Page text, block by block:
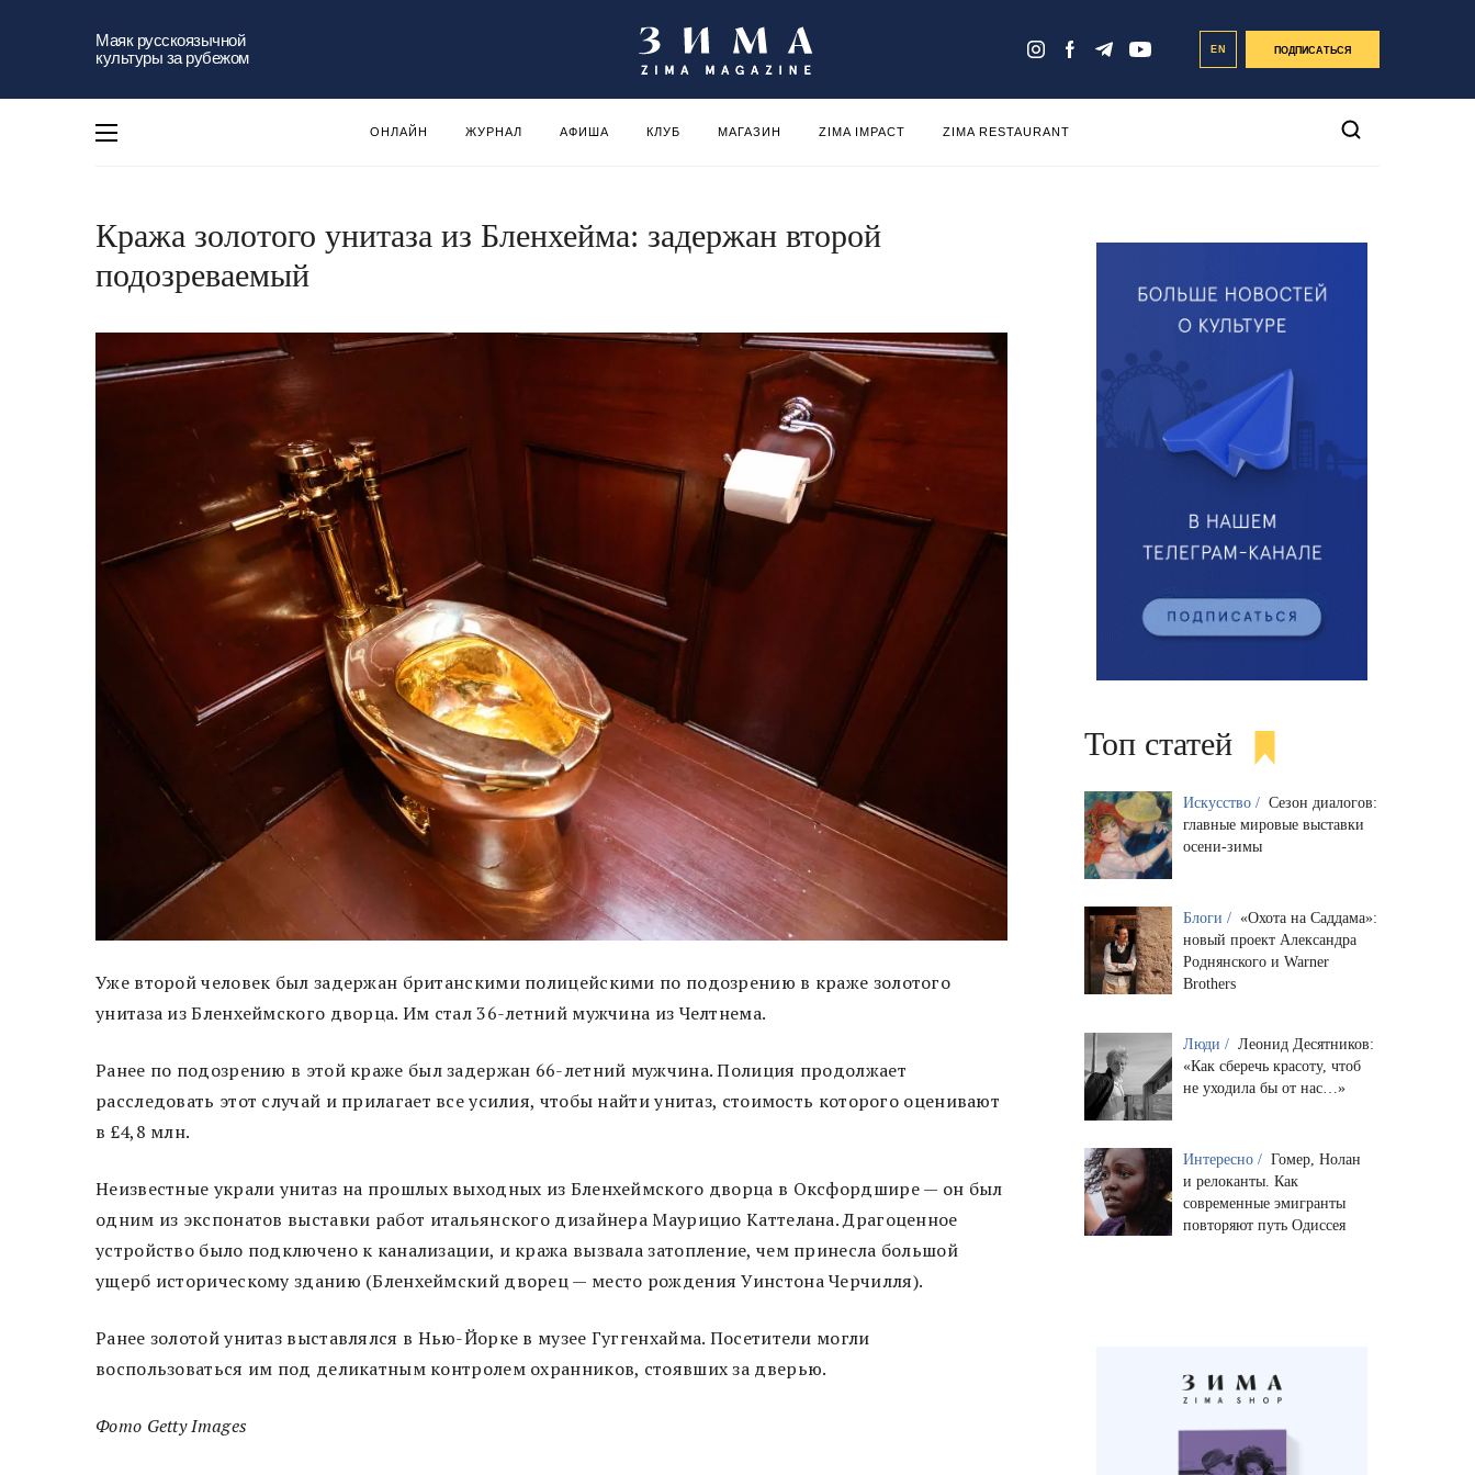
Маяк русскоязычной
культуры за рубежом
EN ПОДПИСАТЬСЯ
ОНЛАЙН ЖУРНАЛ АФИША КЛУБ МАГАЗИН ZIMA IMPACT ZIMA RESTAURANT
Кража золотого унитаза из Бленхейма: задержан второй
подозреваемый
Уже второй человек был задержан британскими полицейскими по подозрению в краже золотого
унитаза из Бленхеймского дворца. Им стал 36-летний мужчина из Челтнема.
Ранее по подозрению в этой краже был задержан 66-летний мужчина. Полиция продолжает
расследовать этот случай и прилагает все усилия, чтобы найти унитаз, стоимость которого оценивают
в £4,8 млн.
Неизвестные украли унитаз на прошлых выходных из Бленхеймского дворца в Оксфордшире — он был
одним из экспонатов выставки работ итальянского дизайнера Маурицио Каттелана. Драгоценное
устройство было подключено к канализации, и кража вызвала затопление, чем принесла большой
ущерб историческому зданию (Бленхеймский дворец — место рождения Уинстона Черчилля).
Ранее золотой унитаз выставлялся в Нью-Йорке в музее Гуггенхайма. Посетители могли
воспользоваться им под деликатным контролем охранников, стоявших за дверью.
Фото Getty Images
Топ статей
Искусство / Сезон диалогов:
главные мировые выставки
осени-зимы
Блоги / «Охота на Саддама»:
новый проект Александра
Роднянского и Warner
Brothers
Люди / Леонид Десятников:
«Как сберечь красоту, чтоб
не уходила бы от нас…»
Интересно / Гомер, Нолан
и релоканты. Как
современные эмигранты
повторяют путь Одиссея